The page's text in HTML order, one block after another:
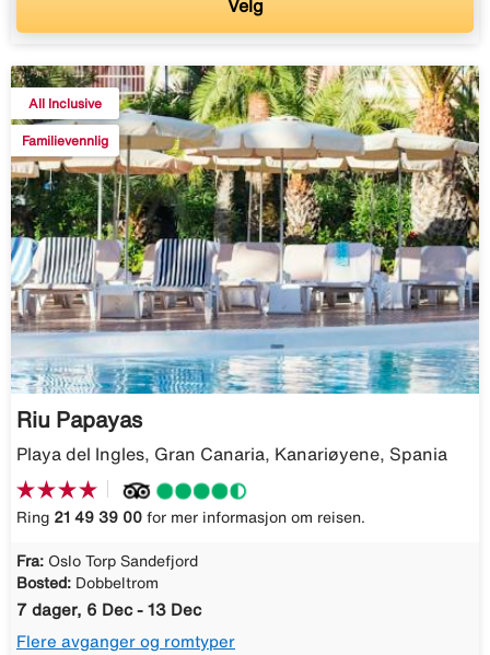
Velg
All Inclusive
Familievennlig
Riu Papayas
Playa del Ingles, Gran Canaria, Kanariøyene, Spania
Ring 21 49 39 00 for mer informasjon om reisen.
Fra: Oslo Torp Sandefjord
Bosted: Dobbeltrom
7 dager, 6 Dec - 13 Dec
Flere avganger og romtyper